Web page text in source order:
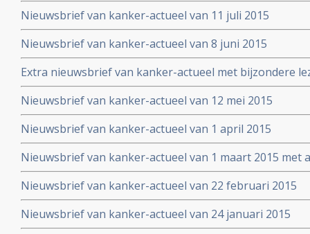
Nieuwsbrief van kanker-actueel van 11 juli 2015
Nieuwsbrief van kanker-actueel van 8 juni 2015
Extra nieuwsbrief van kanker-actueel met bijzondere
Truth about cancer: Step outside the box op 25 mei
symposium
Nieuwsbrief van kanker-actueel van 12 mei 2015
Nieuwsbrief van kanker-actueel van 1 april 2015
Nieuwsbrief van kanker-actueel van 1 maart 2015 met
wetenschappelijk bewezen niet-toxische middelen en
Nieuwsbrief van kanker-actueel van 22 februari 2015
Nieuwsbrief van kanker-actueel van 24 januari 2015